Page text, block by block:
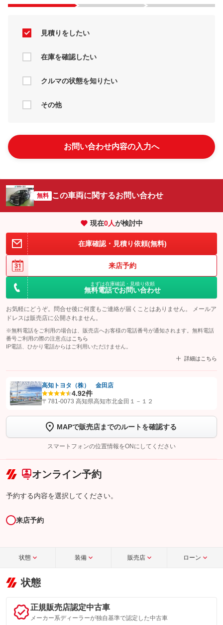
見積りをしたい
在庫を確認したい
クルマの状態を知りたい
その他
お問い合わせ内容の入力へ
無料 この車両に関するお問い合わせ
現在0人が検討中
在庫確認・見積り依頼(無料)
来店予約
まずは在庫確認・見積り依頼
無料電話でお問い合わせ
お気軽にどうぞ。問合せ後に何度もご連絡が届くことはありません。 メールア
ドレスは販売店に公開されません。
※無料電話をご利用の場合は、販売店へお客様の電話番号が通知されます。無料電話
番号ご利用の際の注意点は こちら
IP電話、ひかり電話からはご利用いただけません。
詳細はこちら
【STEP1】認証画面でグーネットを友だち追加してから「許可する」ボタンを押
トーク画面で
ボタンをタップして問い合わせを
完了してください。
こちら
高知トヨタ（株） 金田店
4.92件
〒781-0073 高知県高知市北金田１－１２
MAPで販売店までのルートを確認する
スマートフォンの位置情報をONにしてください
オンライン予約
予約する内容を選択してください。
来店予約
状態 装備 販売店 ローン
状態
正規販売店認定中古車
メーカー系ディーラーが独自基準で認定した中古車